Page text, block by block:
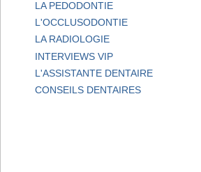
LA PEDODONTIE
L'OCCLUSODONTIE
LA RADIOLOGIE
INTERVIEWS VIP
L'ASSISTANTE DENTAIRE
CONSEILS DENTAIRES